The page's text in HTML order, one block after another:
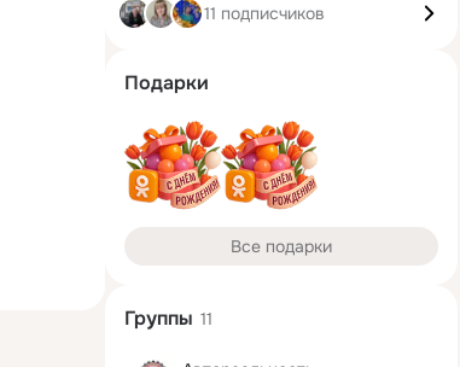
11 подписчиков
Подарки
Все подарки
Группы 11